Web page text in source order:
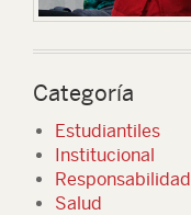
Categoría
Estudiantiles
Institucional
Responsabilidad
Salud